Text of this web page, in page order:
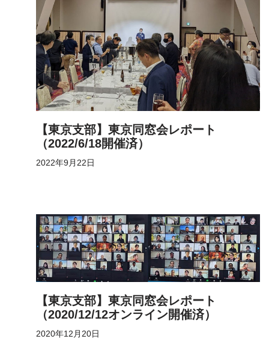
【東京支部】東京同窓会レポート
（2022/6/18開催済）
2022年9月22日
【東京支部】東京同窓会レポート
（2020/12/12オンライン開催済）
2020年12月20日